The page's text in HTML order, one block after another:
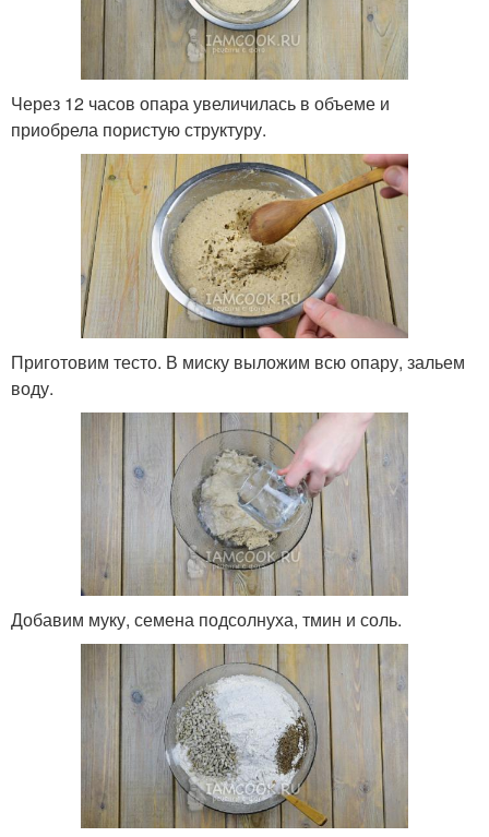
Через 12 часов опара увеличилась в объеме и
приобрела пористую структуру.
Приготовим тесто. В миску выложим всю опару, зальем
воду.
Добавим муку, семена подсолнуха, тмин и соль.